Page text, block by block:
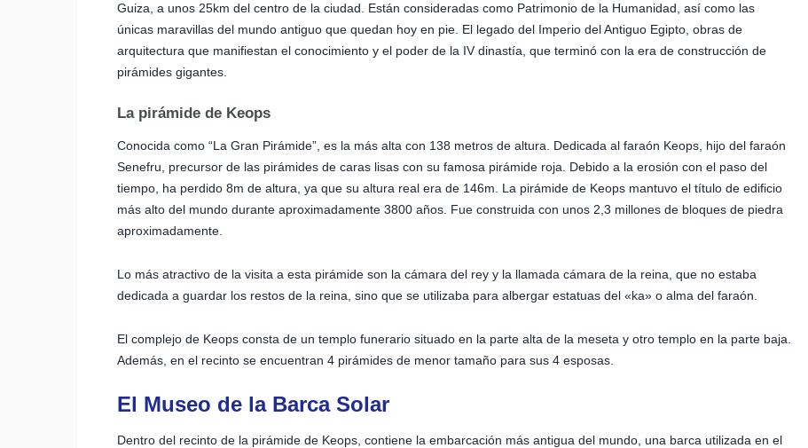
Guiza, a unos 25km del centro de la ciudad. Están consideradas como Patrimonio de la Humanidad, así como las
únicas maravillas del mundo antiguo que quedan hoy en pie. El legado del Imperio del Antiguo Egipto, obras de
arquitectura que manifiestan el conocimiento y el poder de la IV dinastía, que terminó con la era de construcción de
pirámides gigantes.
La pirámide de Keops
Conocida como “La Gran Pirámide”, es la más alta con 138 metros de altura. Dedicada al faraón Keops, hijo del faraón
Senefru, precursor de las pirámides de caras lisas con su famosa pirámide roja. Debido a la erosión con el paso del
tiempo, ha perdido 8m de altura, ya que su altura real era de 146m. La pirámide de Keops mantuvo el título de edificio
más alto del mundo durante aproximadamente 3800 años. Fue construida con unos 2,3 millones de bloques de piedra
aproximadamente.
Lo más atractivo de la visita a esta pirámide son la cámara del rey y la llamada cámara de la reina, que no estaba
dedicada a guardar los restos de la reina, sino que se utilizaba para albergar estatuas del «ka» o alma del faraón.
El complejo de Keops consta de un templo funerario situado en la parte alta de la meseta y otro templo en la parte baja.
Además, en el recinto se encuentran 4 pirámides de menor tamaño para sus 4 esposas.
El Museo de la Barca Solar
Dentro del recinto de la pirámide de Keops, contiene la embarcación más antigua del mundo, una barca utilizada en el